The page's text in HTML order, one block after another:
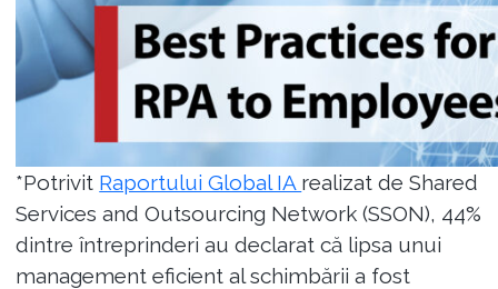
*Potrivit Raportului Global IA realizat de Shared
Services and Outsourcing Network (SSON), 44%
dintre întreprinderi au declarat că lipsa unui
management eficient al schimbării a fost